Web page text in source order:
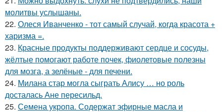
молитвы услышаны.
22. Олеся Иванченко - тот самый случай, когда красота +
харизма =.
23. Красные продукты поддерживают сердце и сосуды,
жёлтые помогают работе почек, фиолетовые полезны
для мозга, а зелёные - для печени.
24. Милана стар могла сыграть Алису … но роль
досталась Ане пересильд.
25. Семена укропа. Содержат эфирные масла и